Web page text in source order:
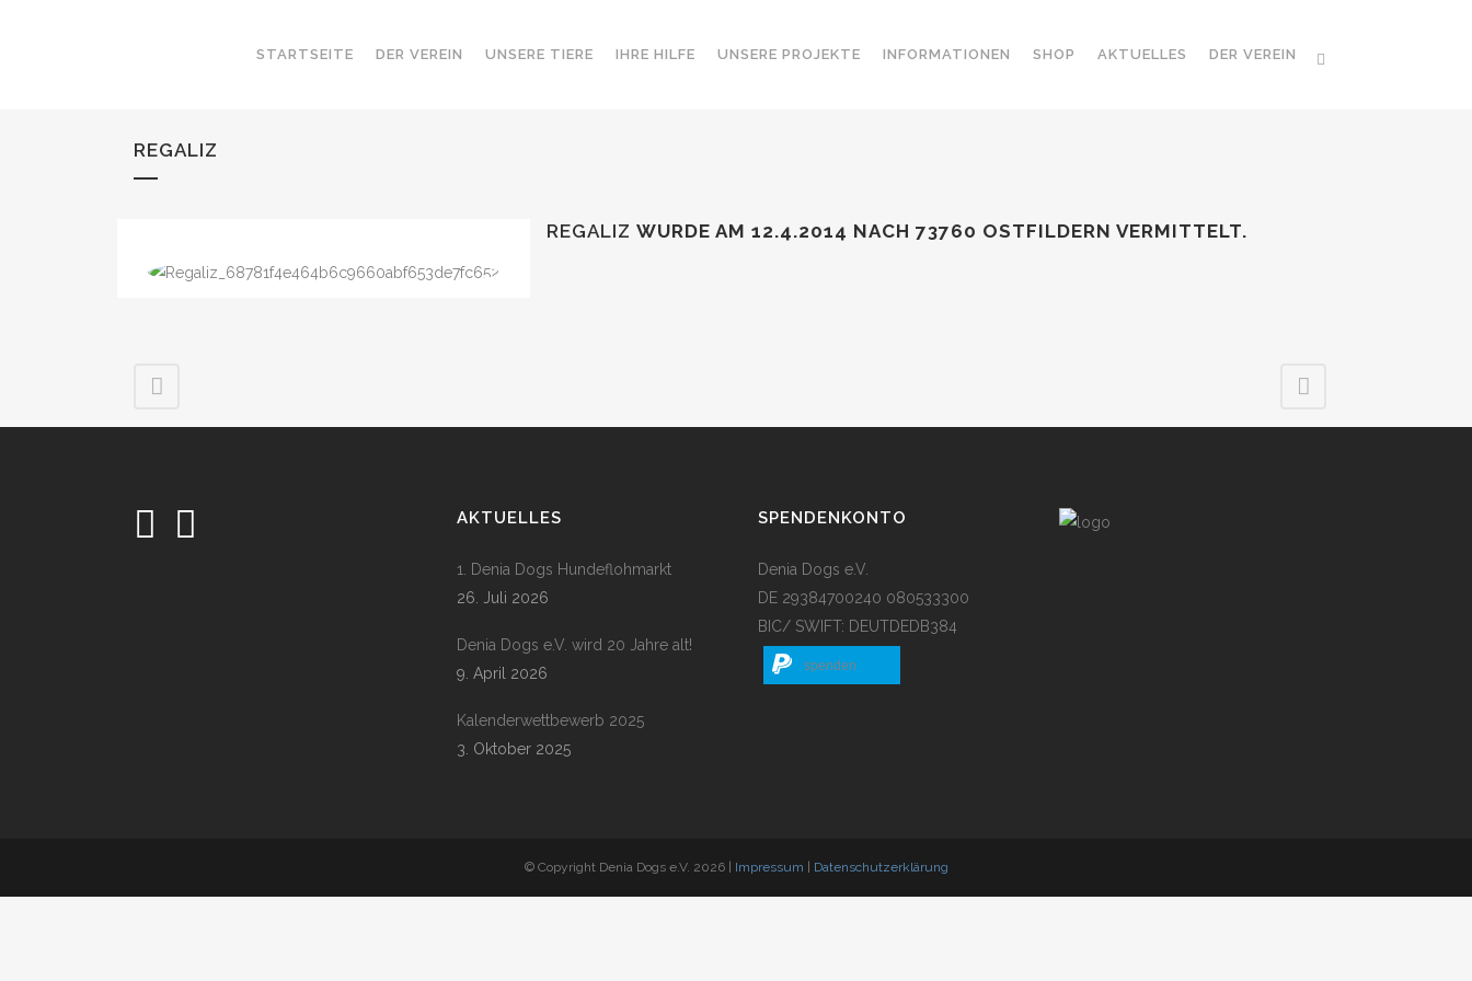
STARTSEITE DER VEREIN UNSERE TIERE IHRE HILFE UNSERE PROJEKTE INFORMATIONEN SHOP AKTUELLES DER VEREIN
REGALIZ
REGALIZ WURDE AM 12.4.2014 NACH 73760 OSTFILDERN VERMITTELT.
AKTUELLES
1. Denia Dogs Hundeflohmarkt
26. Juli 2026
Denia Dogs e.V. wird 20 Jahre alt!
9. April 2026
Kalenderwettbewerb 2025
3. Oktober 2025
SPENDENKONTO
Denia Dogs e.V.
DE 29384700240 080533300
BIC/ SWIFT: DEUTDEDB384
spenden
© Copyright Denia Dogs e.V. 2026 | Impressum Datenschutzerklärung